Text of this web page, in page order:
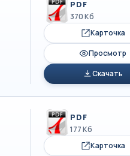
PDF
370 Кб
Карточка
Просмотр
Скачать
PDF
177 Кб
Карточка